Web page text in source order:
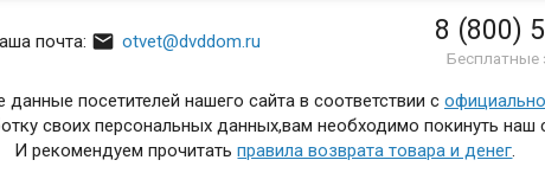
почта:  otvet@dvddom.ru 8 (800)
Бесплатные
посетителей нашего сайта в соответствии с
своих персональных данных,вам необходимо покинуть наш
И рекомендуем прочитатьправила возврата товара и денег